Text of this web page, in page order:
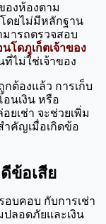
องห้องตาม
โดยไม่มีหลักฐาน
ารถตรวจสอบ
นโดภูเก็ตเจ้าของ
ไม่ใช่เจ้าของ
ต้องแล้ว การเก็บ
นเงิน หรือ
ยเช่า จะช่วยเพิ่ม
คัญเมื่อเกิดข้อ
ข้อเสีย
อบคอบ กับการเช่า
ลอดภัยและเงิน